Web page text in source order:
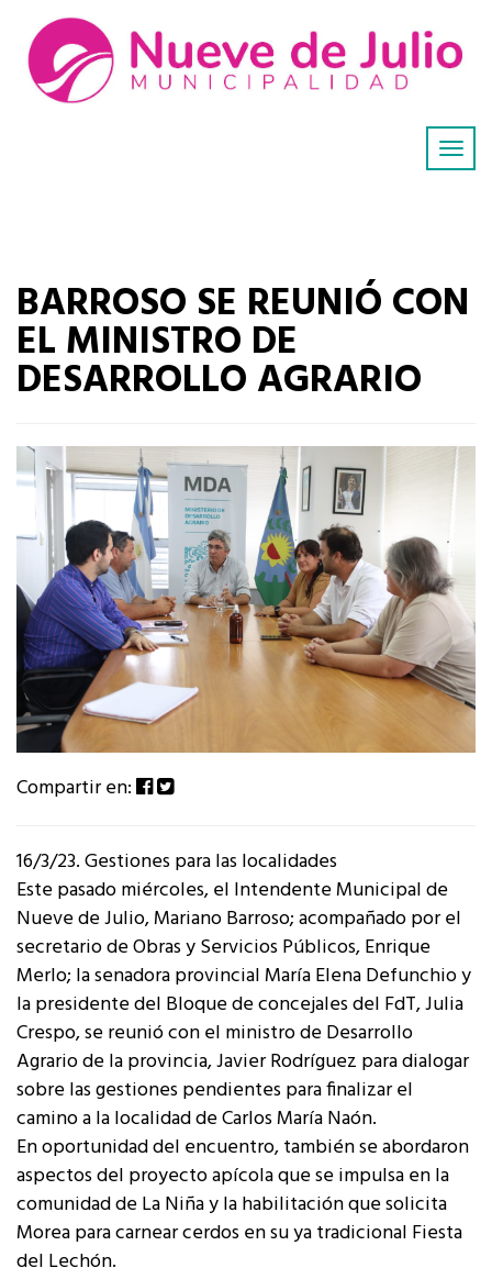
BARROSO SE REUNIÓ CON
EL MINISTRO DE
DESARROLLO AGRARIO
Compartir en:
16/3/23. Gestiones para las localidades
Este pasado miércoles, el Intendente Municipal de
Nueve de Julio, Mariano Barroso; acompañado por el
secretario de Obras y Servicios Públicos, Enrique
Merlo; la senadora provincial María Elena Defunchio y
la presidente del Bloque de concejales del FdT, Julia
Crespo, se reunió con el ministro de Desarrollo
Agrario de la provincia, Javier Rodríguez para dialogar
sobre las gestiones pendientes para finalizar el
camino a la localidad de Carlos María Naón.
En oportunidad del encuentro, también se abordaron
aspectos del proyecto apícola que se impulsa en la
comunidad de La Niña y la habilitación que solicita
Morea para carnear cerdos en su ya tradicional Fiesta
del Lechón.